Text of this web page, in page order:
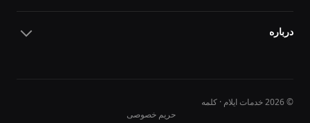
درباره
© 2026 خدمات ایلام · کلمه
حریم خصوصی